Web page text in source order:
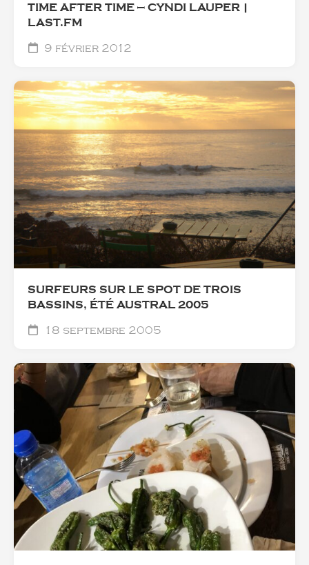
TIME AFTER TIME — CYNDI LAUPER |
LAST.FM
9 février 2012
SURFEURS SUR LE SPOT DE TROIS
BASSINS, ÉTÉ AUSTRAL 2005
18 septembre 2005